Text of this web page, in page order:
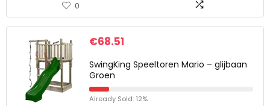
0
€68.51
SwingKing Speeltoren Mario – glijbaan
Groen
Already Sold: 12%